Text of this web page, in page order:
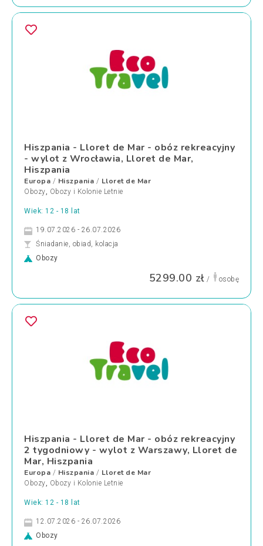
Hiszpania - Lloret de Mar - obóz rekreacyjny
- wylot z Wrocławia, Lloret de Mar,
Hiszpania
Europa / Hiszpania / Lloret de Mar
Obozy, Obozy i Kolonie Letnie
Wiek: 12 - 18 lat
19.07.2026 - 26.07.2026
Śniadanie, obiad, kolacja
Obozy
5299.00 zł / osobę
Hiszpania - Lloret de Mar - obóz rekreacyjny
2 tygodniowy - wylot z Warszawy, Lloret de
Mar, Hiszpania
Europa / Hiszpania / Lloret de Mar
Obozy, Obozy i Kolonie Letnie
Wiek: 12 - 18 lat
12.07.2026 - 26.07.2026
Obozy